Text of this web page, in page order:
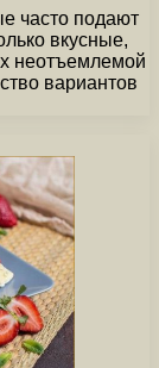
часто подают
вкусные,
неотъемлемой
вариантов